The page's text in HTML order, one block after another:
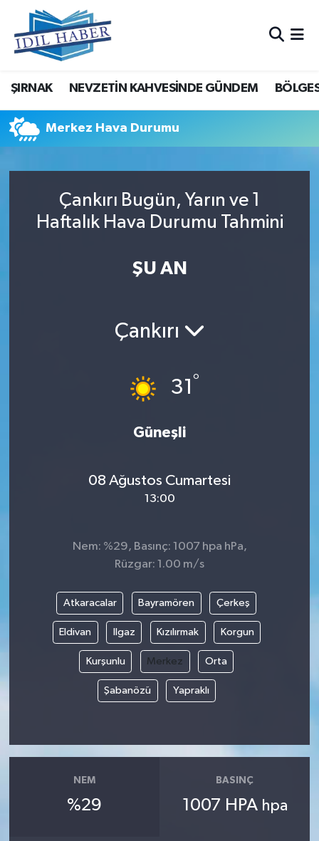
ŞIRNAK NEVZETİN KAHVESİNDE GÜNDEM
Merkez Hava Durumu
Çankırı Bugün, Yarın ve 1
Haftalık Hava Durumu Tahmini
ŞU AN
Çankırı
31°
Güneşli
08 Ağustos Cumartesi
13:00
Nem: %29, Basınç: 1007 hpa hPa,
Rüzgar: 1.00 m/s
Atkaracalar Bayramören Çerkeş
Eldivan Ilgaz Kızılırmak Korgun
Kurşunlu Merkez Orta
Şabanözü Yapraklı
NEM
%29
BASINÇ
1007 HPA hpa
Nöbetçi Eczaneler
Hava Durumu
Trafik Durumu
Tüm Manşetler